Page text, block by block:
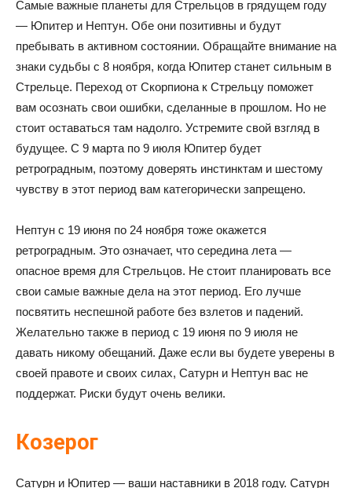
Самые важные планеты для Стрельцов в грядущем году
— Юпитер и Нептун. Обе они позитивны и будут
пребывать в активном состоянии. Обращайте внимание на
знаки судьбы с 8 ноября, когда Юпитер станет сильным в
Стрельце. Переход от Скорпиона к Стрельцу поможет
вам осознать свои ошибки, сделанные в прошлом. Но не
стоит оставаться там надолго. Устремите свой взгляд в
будущее. С 9 марта по 9 июля Юпитер будет
ретроградным, поэтому доверять инстинктам и шестому
чувству в этот период вам категорически запрещено.
Нептун с 19 июня по 24 ноября тоже окажется
ретроградным. Это означает, что середина лета —
опасное время для Стрельцов. Не стоит планировать все
свои самые важные дела на этот период. Его лучше
посвятить неспешной работе без взлетов и падений.
Желательно также в период с 19 июня по 9 июля не
давать никому обещаний. Даже если вы будете уверены в
своей правоте и своих силах, Сатурн и Нептун вас не
поддержат. Риски будут очень велики.
Козерог
Сатурн и Юпитер — ваши наставники в 2018 году. Сатурн